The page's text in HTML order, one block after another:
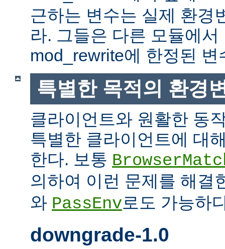
근하는 변수는 실제 환경
라. 그들은 다른 모듈에
mod_rewrite에 한정된 변
특별한 목적의 환경
클라이언트와 원활한 동
특별한 클라이언트에 대
한다. 보통
의하여 이런 문제를 해결
와 PassEnv로도 가능하
downgrade-1.0